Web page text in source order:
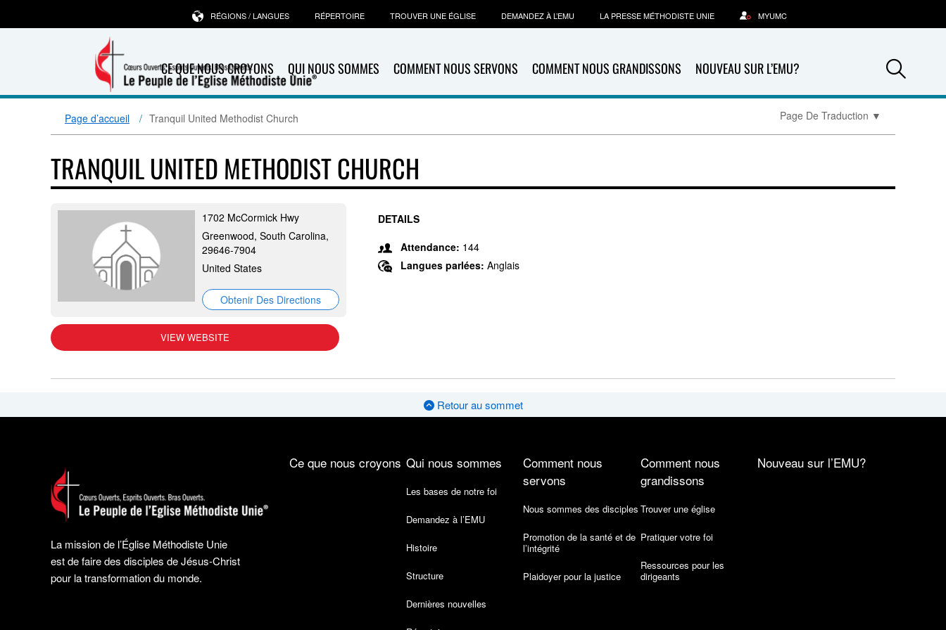
CE QUE NOUS CROYONS QUI NOUS SOMMES COMMENT NOUS SERVONS COMMENT NOUS GRANDISSONS NOUVEAU SUR L’EMU?
RÉGIONS / LANGUES RÉPERTOIRE TROUVER UNE ÉGLISE DEMANDEZ À L’EMU LA PRESSE MÉTHODISTE UNIE MYUMC
Page d’accueil Tranquil United Methodist Church Page De Traduction ▼
TRANQUIL UNITED METHODIST CHURCH
1702 McCormick Hwy
Greenwood, South Carolina,
29646-7904
United States
Obtenir Des Directions
VIEW WEBSITE
DETAILS
Attendance: 144
Langues parlées: Anglais
Retour au sommet
La mission de l’Église Méthodiste Unie
est de faire des disciples de Jésus-Christ
pour la transformation du monde.
Ce que nous croyons Qui nous sommes
Les bases de notre foi
Demandez à l’EMU
Histoire
Structure
Dernières nouvelles
Comment nous
servons
Nous sommes des disciples
Promotion de la santé et de
l’intégrité
Plaidoyer pour la justice
Comment nous
grandissons
Trouver une église
Pratiquer votre foi
Ressources pour les
dirigeants
Nouveau sur l’EMU?